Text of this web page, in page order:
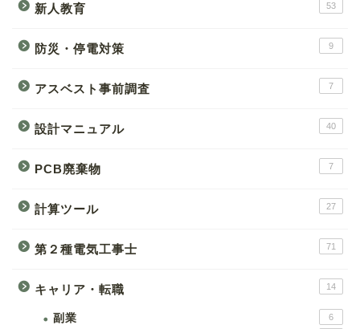
新人教育 53
防災・停電対策 9
アスベスト事前調査 7
設計マニュアル 40
PCB廃棄物 7
計算ツール 27
第２種電気工事士 71
キャリア・転職 14
副業 6